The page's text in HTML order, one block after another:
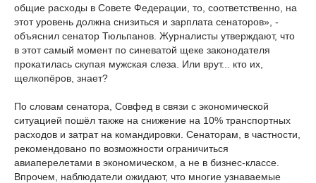
общие расходы в Совете Федерации, то, соответственно, на
этот уровень должна снизиться и зарплата сенаторов», -
объяснил сенатор Тюльпанов. Журналисты утверждают, что
в этот самый момент по синеватой щеке законодателя
прокатилась скупая мужская слеза. Или врут... кто их,
щелкопёров, знает?
По словам сенатора, Совфед в связи с экономической
ситуацией пошёл также на снижение на 10% транспортных
расходов и затрат на командировки. Сенаторам, в частности,
рекомендовано по возможности ограничиться
авиаперелетами в экономическом, а не в бизнес-классе.
Впрочем, наблюдатели ожидают, что многие узнаваемые